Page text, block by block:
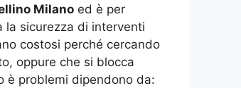
Milano ed è per
la sicurezza di interventi
costosi perché cercando
oppure che si blocca
è problemi dipendono da: